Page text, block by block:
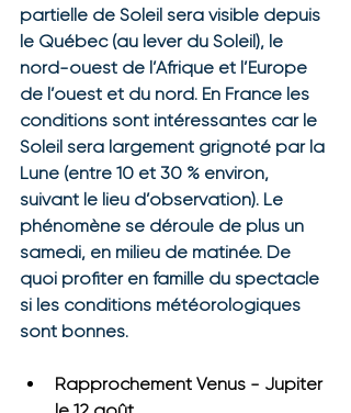
partielle de Soleil sera visible depuis
le Québec (au lever du Soleil), le
nord-ouest de l’Afrique et l’Europe
de l’ouest et du nord. En France les
conditions sont intéressantes car le
Soleil sera largement grignoté par la
Lune (entre 10 et 30 % environ,
suivant le lieu d’observation). Le
phénomène se déroule de plus un
samedi, en milieu de matinée. De
quoi profiter en famille du spectacle
si les conditions météorologiques
sont bonnes.
Rapprochement Venus - Jupiter